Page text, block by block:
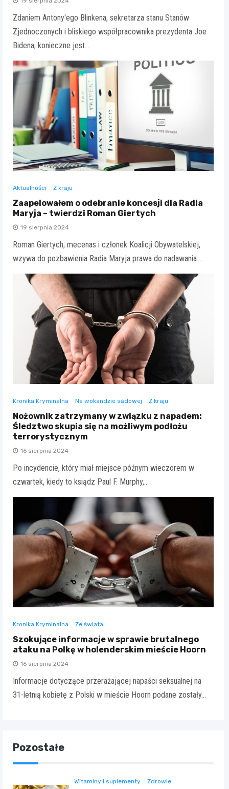
Zdaniem Antony'ego Blinkena, sekretarza stanu Stanów
Zjednoczonych i bliskiego współpracownika prezydenta Joe
Bidena, konieczne jest…
Aktualności Z kraju
Zaapelowałem o odebranie koncesji dla Radia
Maryja – twierdzi Roman Giertych
19 sierpnia 2024
Roman Giertych, mecenas i członek Koalicji Obywatelskiej,
wzywa do pozbawienia Radia Maryja prawa do nadawania.…
Kronika Kryminalna Na wokandzie sądowej Z kraju
Nożownik zatrzymany w związku z napadem:
Śledztwo skupia się na możliwym podłożu
terrorystycznym
16 sierpnia 2024
Po incydencie, który miał miejsce późnym wieczorem w
czwartek, kiedy to ksiądz Paul F. Murphy,…
Kronika Kryminalna Ze świata
Szokujące informacje w sprawie brutalnego
ataku na Polkę w holenderskim mieście Hoorn
16 sierpnia 2024
Informacje dotyczące przerażającej napaści seksualnej na
31-letnią kobietę z Polski w mieście Hoorn podane zostały…
Pozostałe
Witaminy i suplementy Zdrowie